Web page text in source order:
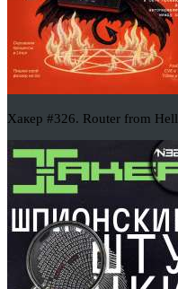
Хакер #326. Router from Hell